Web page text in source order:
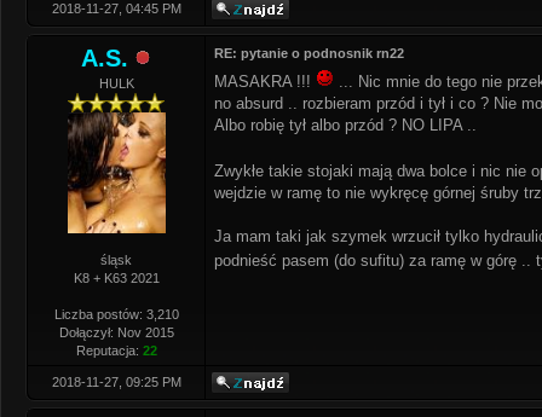
2018-11-27, 04:45 PM
A.S.
HULK
śląsk
K8 + K63 2021
Liczba postów: 3,210
Dołączył: Nov 2015
Reputacja: 22
RE: pytanie o podnosnik rn22
MASAKRA !!!
... Nic mnie do tego nie
no absurd .. rozbieram przód i tył i co ? Nie
Albo robię tył albo przód ? NO LIPA ..
Zwykłe takie stojaki mają dwa bolce i nic nie
wejdzie w ramę to nie wykręcę górnej śruby
Ja mam taki jak szymek wrzucił tylko
podnieść pasem (do sufitu) za ramę w górę
2018-11-27, 09:25 PM